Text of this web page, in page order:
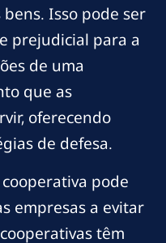
Isso pode ser
prejudicial para a
de uma
que as
oferecendo
de defesa.
pode
empresas a evitar
têm